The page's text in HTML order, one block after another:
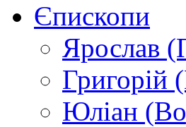
Єпископи
Ярослав
Григорій
Юліан